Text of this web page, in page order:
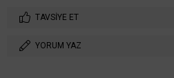
TAVSIYE ET
YORUM YAZ